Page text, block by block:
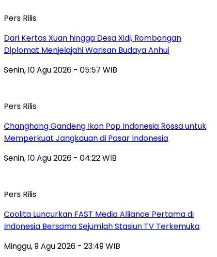
Pers Rilis
Dari Kertas Xuan hingga Desa Xidi, Rombongan
Diplomat Menjelajahi Warisan Budaya Anhui
Senin, 10 Agu 2026 - 05:57 WIB
Pers Rilis
Changhong Gandeng Ikon Pop Indonesia Rossa untuk
Memperkuat Jangkauan di Pasar Indonesia
Senin, 10 Agu 2026 - 04:22 WIB
Pers Rilis
Coolita Luncurkan FAST Media Alliance Pertama di
Indonesia Bersama Sejumlah Stasiun TV Terkemuka
Minggu, 9 Agu 2026 - 23:49 WIB